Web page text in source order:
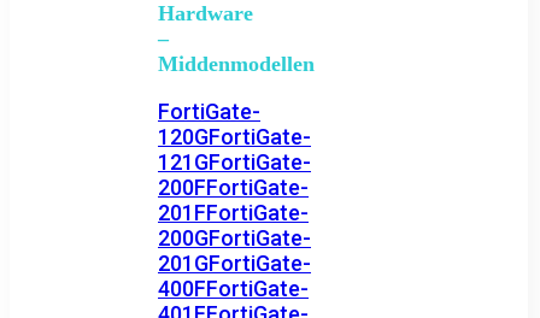
Hardware
–
Middenmodellen
FortiGate-
120GFortiGate-
121GFortiGate-
200FFortiGate-
201FFortiGate-
200GFortiGate-
201GFortiGate-
400FFortiGate-